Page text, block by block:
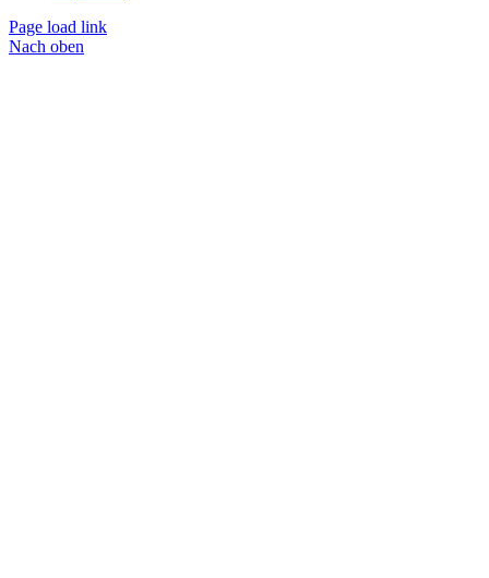
Page load link
Nach oben